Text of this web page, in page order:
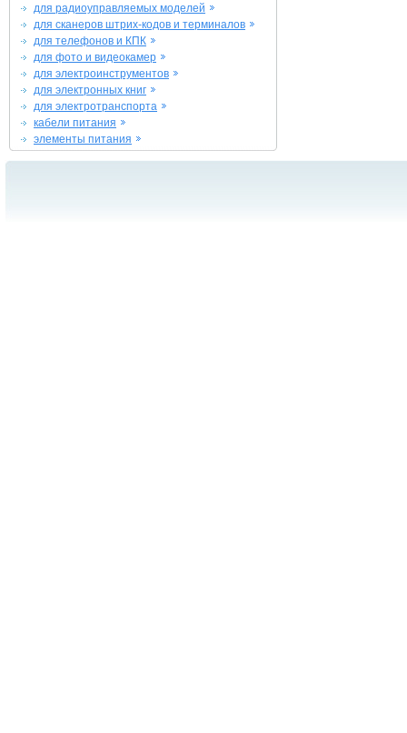
для радиоуправляемых моделей
для сканеров штрих-кодов и терминалов
для телефонов и КПК
для фото и видеокамер
для электроинструментов
для электронных книг
для электротранспорта
кабели питания
элементы питания